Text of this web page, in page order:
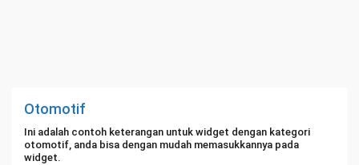
Otomotif
Ini adalah contoh keterangan untuk widget dengan kategori
otomotif, anda bisa dengan mudah memasukkannya pada
widget.